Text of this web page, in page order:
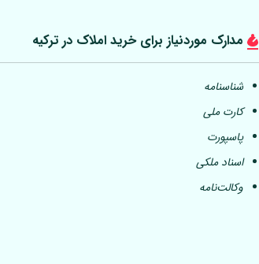
مدارک موردنیاز برای خرید املاک در ترکیه
شناسنامه
کارت ملی
پاسپورت
اسناد ملکی
وکالت‌نامه